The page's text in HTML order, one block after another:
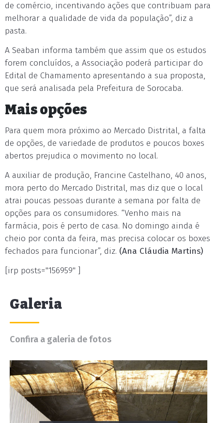
de comércio, incentivando ações que contribuam para
melhorar a qualidade de vida da população”, diz a
pasta.
A Seaban informa também que assim que os estudos
forem concluídos, a Associação poderá participar do
Edital de Chamamento apresentando a sua proposta,
que será analisada pela Prefeitura de Sorocaba.
Mais opções
Para quem mora próximo ao Mercado Distrital, a falta
de opções, de variedade de produtos e poucos boxes
abertos prejudica o movimento no local.
A auxiliar de produção, Francine Castelhano, 40 anos,
mora perto do Mercado Distrital, mas diz que o local
atrai poucas pessoas durante a semana por falta de
opções para os consumidores. “Venho mais na
farmácia, pois é perto de casa. No domingo ainda é
cheio por conta da feira, mas precisa colocar os boxes
fechados para funcionar”, diz. (Ana Cláudia Martins)
[irp posts="156959" ]
Galeria
Confira a galeria de fotos